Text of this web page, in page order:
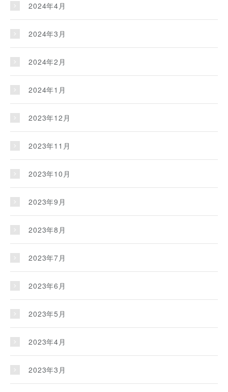
2024年4月
2024年3月
2024年2月
2024年1月
2023年12月
2023年11月
2023年10月
2023年9月
2023年8月
2023年7月
2023年6月
2023年5月
2023年4月
2023年3月